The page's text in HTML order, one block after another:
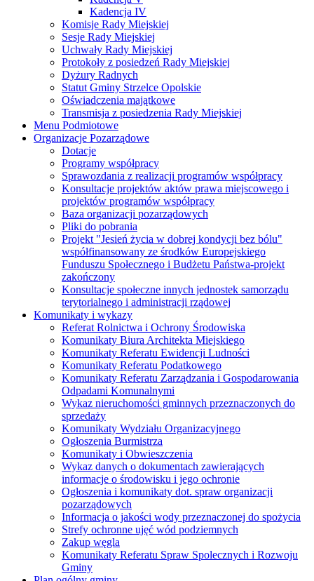
Kadencja IV
Komisje Rady Miejskiej
Sesje Rady Miejskiej
Uchwały Rady Miejskiej
Protokoły z posiedzeń Rady Miejskiej
Dyżury Radnych
Statut Gminy Strzelce Opolskie
Oświadczenia majątkowe
Transmisja z posiedzenia Rady Miejskiej
Menu Podmiotowe
Organizacje Pozarządowe
Dotacje
Programy współpracy
Sprawozdania z realizacji programów współpracy
Konsultacje projektów aktów prawa miejscowego i
projektów programów współpracy
Baza organizacji pozarządowych
Pliki do pobrania
Projekt "Jesień życia w dobrej kondycji bez bólu"
współfinansowany ze środków Europejskiego
Funduszu Społecznego i Budżetu Państwa-projekt
zakończony
Konsultacje społeczne innych jednostek samorządu
terytorialnego i administracji rządowej
Komunikaty i wykazy
Referat Rolnictwa i Ochrony Środowiska
Komunikaty Biura Architekta Miejskiego
Komunikaty Referatu Ewidencji Ludności
Komunikaty Referatu Podatkowego
Komunikaty Referatu Zarządzania i Gospodarowania
Odpadami Komunalnymi
Wykaz nieruchomości gminnych przeznaczonych do
sprzedaży
Komunikaty Wydziału Organizacyjnego
Ogłoszenia Burmistrza
Komunikaty i Obwieszczenia
Wykaz danych o dokumentach zawierających
informacje o środowisku i jego ochronie
Ogłoszenia i komunikaty dot. spraw organizacji
pozarządowych
Informacja o jakości wody przeznaczonej do spożycia
Strefy ochronne ujęć wód podziemnych
Zakup węgla
Komunikaty Referatu Spraw Spolecznych i Rozwoju
Gminy